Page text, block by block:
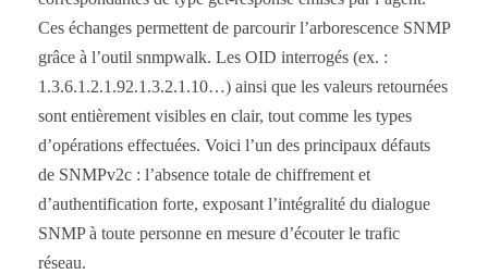
Ces échanges permettent de parcourir l’arborescence SNMP
grâce à l’outil snmpwalk. Les OID interrogés (ex. :
1.3.6.1.2.1.92.1.3.2.1.10…) ainsi que les valeurs retournées
sont entièrement visibles en clair, tout comme les types
d’opérations effectuées. Voici l’un des principaux défauts
de SNMPv2c : l’absence totale de chiffrement et
d’authentification forte, exposant l’intégralité du dialogue
SNMP à toute personne en mesure d’écouter le trafic
réseau.